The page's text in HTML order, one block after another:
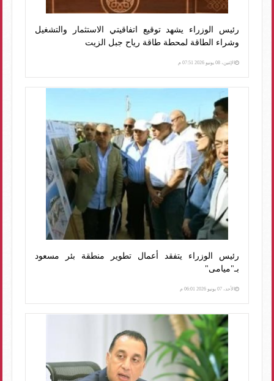
رئيس الوزراء يشهد توقيع اتفاقيتي الاستثمار والتشغيل
وشراء الطاقة لمحطة طاقة رياح جبل الزيت
الإثنين، 08 يونيو 2026 07:51 م
رئيس الوزراء يتفقد أعمال تطوير منطقة بئر مسعود
بـ"ميامى"
الأحد، 07 يونيو 2026 06:01 م